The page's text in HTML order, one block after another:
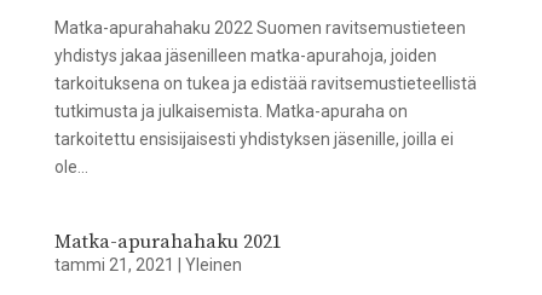
Matka-apurahahaku 2022 Suomen ravitsemustieteen
yhdistys jakaa jäsenilleen matka-apurahoja, joiden
tarkoituksena on tukea ja edistää ravitsemustieteellistä
tutkimusta ja julkaisemista. Matka-apuraha on
tarkoitettu ensisijaisesti yhdistyksen jäsenille, joilla ei
ole...
Matka-apurahahaku 2021
tammi 21, 2021 Yleinen